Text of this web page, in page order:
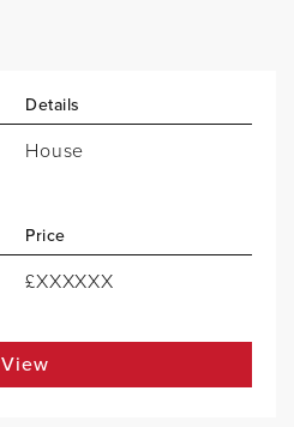
Details
House
Price
£XXXXXX
View